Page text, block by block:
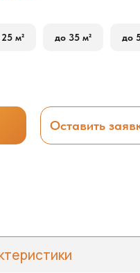
м² до 35 м² до
Оставить